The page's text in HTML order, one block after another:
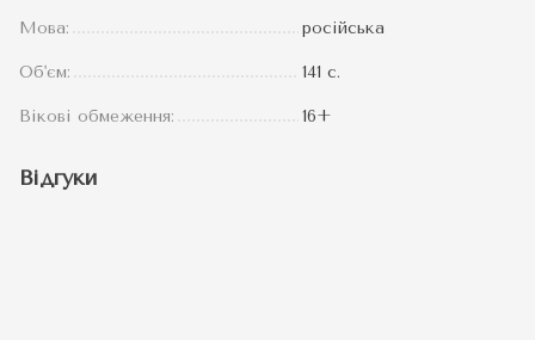
Мова: російська
Об'єм: 141 с.
Вікові обмеження: 16+
Відгуки